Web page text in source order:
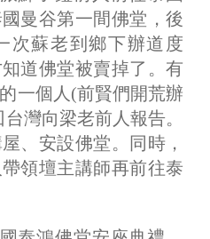
曼谷第一間佛堂，後
次蘇老到鄉下辦道度
道佛堂被賣掉了。有
一個人(前賢們開荒辦
灣向梁老前人報告。
、安設佛堂。同時，
領壇主講師再前往泰